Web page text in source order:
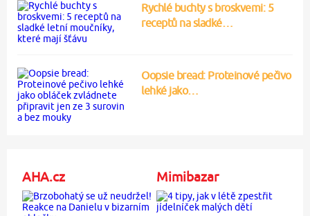
Rychlé buchty s broskvemi: 5
receptů na sladké…
Oopsie bread: Proteinové pečivo
lehké jako…
AHA.cz Mimibazar